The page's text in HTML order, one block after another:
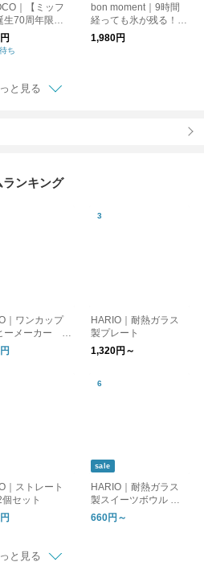
｜【ミッフ
生70周年限
トルカバー [ゆ
ット対応] ギフ
ち
bon moment｜9時間
経っても氷が残る！冷
たさ長持ち 強保冷 ペ
ットボトルケース
1,980円
と見る
ンキング
｜ワンカップ
ーメーカー B
［母の日/ギフ
HARIO｜耐熱ガラス
製プレート
1,320円～
｜ストレート
セット
sale
HARIO｜耐熱ガラス
製スイーツボウル 単
品／4個セット
660円～
と見る